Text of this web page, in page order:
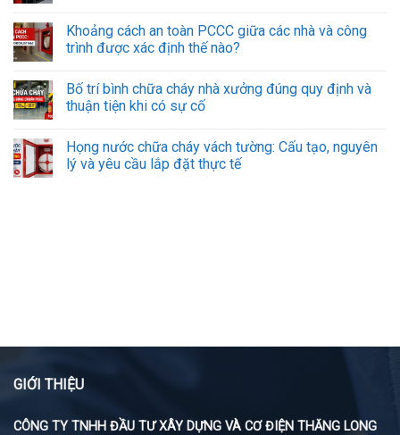
Khoảng cách an toàn PCCC giữa các nhà và công
trình được xác định thế nào?
Bố trí bình chữa cháy nhà xưởng đúng quy định và
thuận tiện khi có sự cố
Họng nước chữa cháy vách tường: Cấu tạo, nguyên
lý và yêu cầu lắp đặt thực tế
GIỚI THIỆU
CÔNG TY TNHH ĐẦU TƯ XÂY DỰNG VÀ CƠ ĐIỆN THĂNG LONG